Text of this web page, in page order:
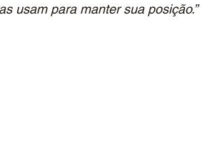
usam para manter sua posição.”